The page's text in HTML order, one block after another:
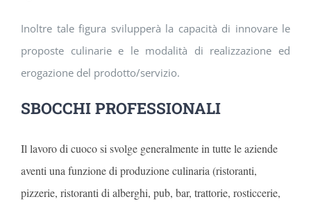
Inoltre tale figura svilupperà la capacità di innovare le
proposte culinarie e le modalità di realizzazione ed
erogazione del prodotto/servizio.
SBOCCHI PROFESSIONALI
Il lavoro di cuoco si svolge generalmente in tutte le aziende
aventi una funzione di produzione culinaria (ristoranti,
pizzerie, ristoranti di alberghi, pub, bar, trattorie, rosticcerie,